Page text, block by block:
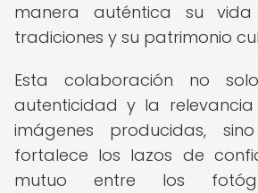
manera auténtica su vida
tradiciones y su patrimonio
Esta colaboración no
autenticidad y la
imágenes producidas,
fortalece los lazos de
mutuo entre los